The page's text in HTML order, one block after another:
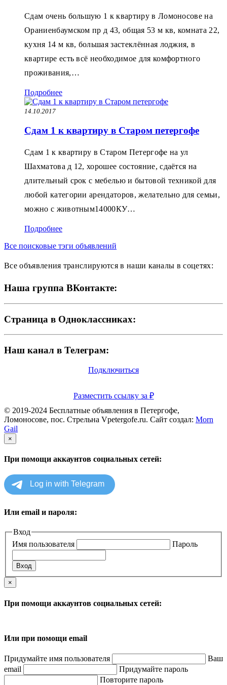
Сдам очень большую 1 к квартиру в Ломоносове на
Ораниенбаумском пр д 43, общая 53 м кв, комната 22,
кухня 14 м кв, большая застеклённая лоджия, в
квартире есть всё необходимое для комфортного
проживания,…
Подробнее
14.10.2017
Сдам 1 к квартиру в Старом петергофе
Сдам 1 к квартиру в Старом Петергофе на ул
Шахматова д 12, хорошее состояние, сдаётся на
длительный срок с мебелью и бытовой техникой для
любой категории арендаторов, желательно для семьи,
можно с животным14000КУ…
Подробнее
Все поисковые тэги объявлений
Все объявления транслируются в наши каналы в соцетях:
Наша группа ВКонтакте:
Страница в Одноклассниках:
Наш канал в Телеграм:
Подключиться
Разместить ссылку за ₽
© 2019-2024 Бесплатные объявления в Петергофе,
Ломоносове, пос. Стрельна Vpetergofe.ru. Сайт создал: Morn
Gail
×
При помощи аккаунтов социальных сетей:
Или email и пароля:
Вход
Имя пользователя
Пароль
×
При помощи аккаунтов социальных сетей:
Или при помощи email
Придумайте имя пользователя
Ваш
email
Придумайте пароль
Повторите пароль